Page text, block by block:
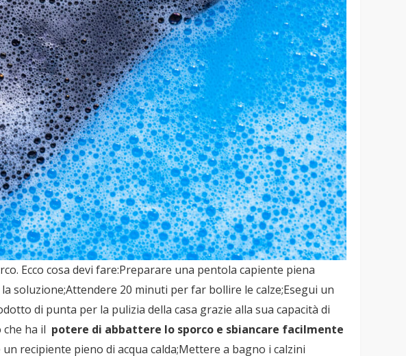
Ecco cosa devi fare:Preparare una pentola capiente piena
soluzione;Attendere 20 minuti per far bollire le calze;Esegui un
di punta per la pulizia della casa grazie alla sua capacità di
ha il potere di abbattere lo sporco e sbiancare facilmente
recipiente pieno di acqua calda;Mettere a bagno i calzini